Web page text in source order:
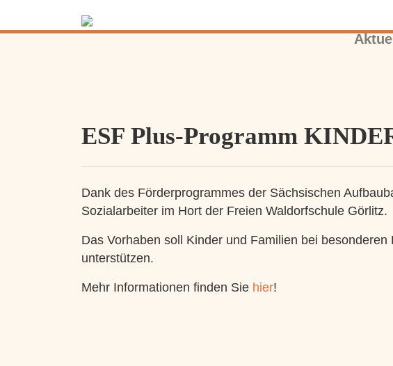
ESF Plus-Programm
Dank des Förderprogrammes der Sächsischen
Sozialarbeiter im Hort der Freien Waldorfschule Görlitz.
Das Vorhaben soll Kinder und Familien bei
unterstützen.
Mehr Informationen finden Sie hier!